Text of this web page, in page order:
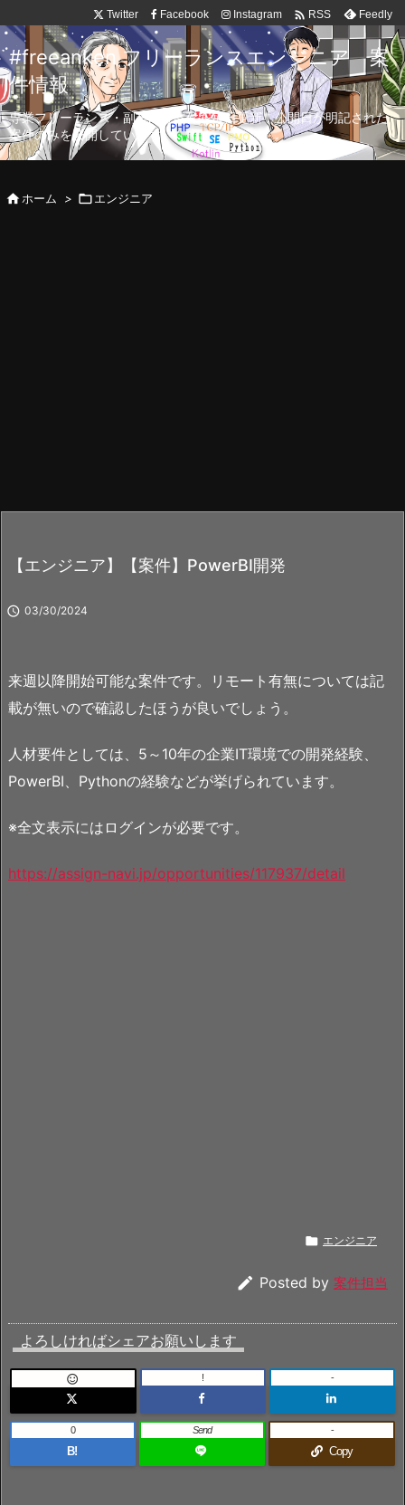
Twitter Facebook Instagram  RSS Feedly
#freeanken フリーランスエンジニア 案
件情報
専業フリーランス・副業向け案件を毎日更新！公開日が明記された
案件のみを公開しています。
ホーム > エンジニア
【エンジニア】【案件】PowerBI開発
 03/30/2024
来週以降開始可能な案件です。リモート有無については記
載が無いので確認したほうが良いでしょう。
人材要件としては、5～10年の企業IT環境での開発経験、
PowerBI、Pythonの経験などが挙げられています。
※全文表示にはログインが必要です。
https://assign-navi.jp/opportunities/117937/detail
 エンジニア
 Posted by 案件担当
よろしければシェアお願いします
 ! -
B!
0 Send
Copy
-